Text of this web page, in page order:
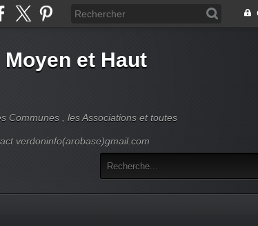
et Haut
Communes , les Associations et toutes
verdoninfo(arobase)gmail.com